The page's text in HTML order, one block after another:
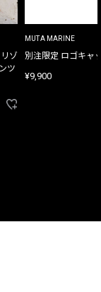
ゾ
ツ
MUTA MARINE
別注限定 ロゴキャ
¥9,900